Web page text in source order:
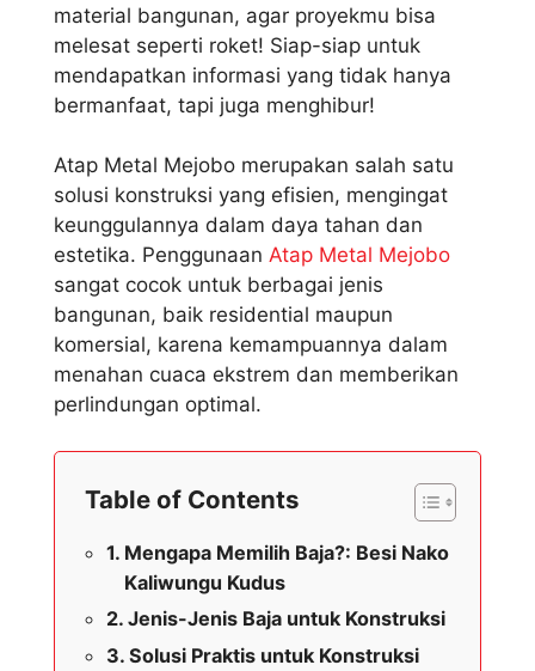
material bangunan, agar proyekmu bisa
melesat seperti roket! Siap-siap untuk
mendapatkan informasi yang tidak hanya
bermanfaat, tapi juga menghibur!
Atap Metal Mejobo merupakan salah satu
solusi konstruksi yang efisien, mengingat
keunggulannya dalam daya tahan dan
estetika. Penggunaan Atap Metal Mejobo
sangat cocok untuk berbagai jenis
bangunan, baik residential maupun
komersial, karena kemampuannya dalam
menahan cuaca ekstrem dan memberikan
perlindungan optimal.
Table of Contents
Mengapa Memilih Baja?: Besi Nako
Kaliwungu Kudus
Jenis-Jenis Baja untuk Konstruksi
Solusi Praktis untuk Konstruksi